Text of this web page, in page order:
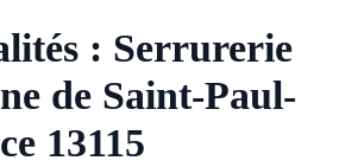
: Serrurerie
de Saint-Paul-
13115